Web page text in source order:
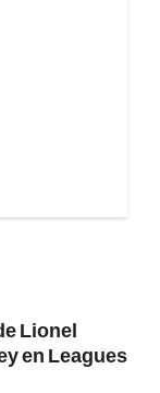
Lionel
en Leagues